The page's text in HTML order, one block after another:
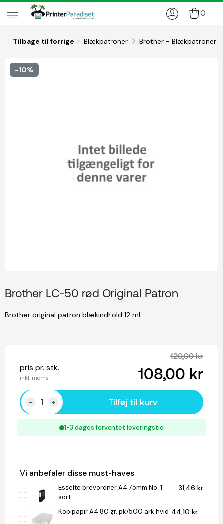
0
Tilbage til forrige Blækpatroner Brother - Blækpatroner
-10%
Brother LC-50 rød Original Patron
Brother original patron blækindhold 12 ml.
120,00 kr
pris pr. stk.
inkl. moms 108,00 kr
- + Tilføj til kurv
1-3 dages forventet leveringstid
Vi anbefaler disse must-haves
Esselte brevordner A4 75mm No. 1
sort
31,46 kr
Kopipapir A4 80 gr. pk/500 ark hvid 44,10 kr